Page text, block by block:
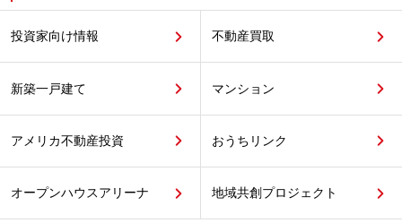
投資家向け情報 不動産買取
新築一戸建て マンション
アメリカ不動産投資 おうちリンク
オープンハウスアリーナ 地域共創プロジェクト